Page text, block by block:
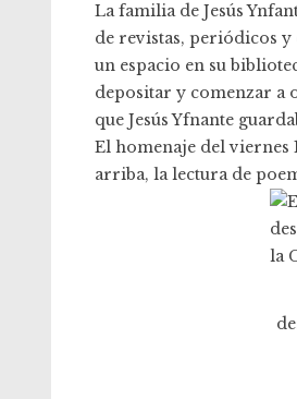
La familia de Jesús
de revistas, periódicos
un espacio en su
depositar y comenzar a
que Jesús Yfnante
El homenaje del viernes
arriba, la lectura de